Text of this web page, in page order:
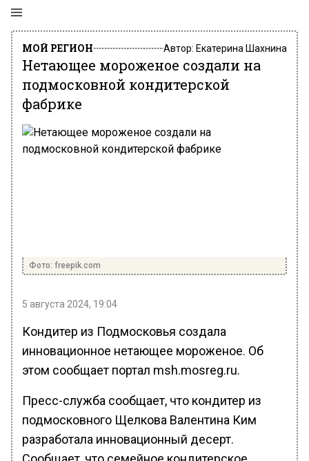
МОЙ РЕГИОН Автор: Екатерина Шахнина
Нетающее мороженое создали на
подмосковной кондитерской
фабрике
Фото: freepik.com
5 августа 2024, 19:04
Кондитер из Подмосковья создала
инновационное нетающее мороженое. Об
этом сообщает портал msh.mosreg.ru.
Пресс-служба сообщает, что кондитер из
подмосковного Щелкова Валентина Ким
разработала инновационный десерт.